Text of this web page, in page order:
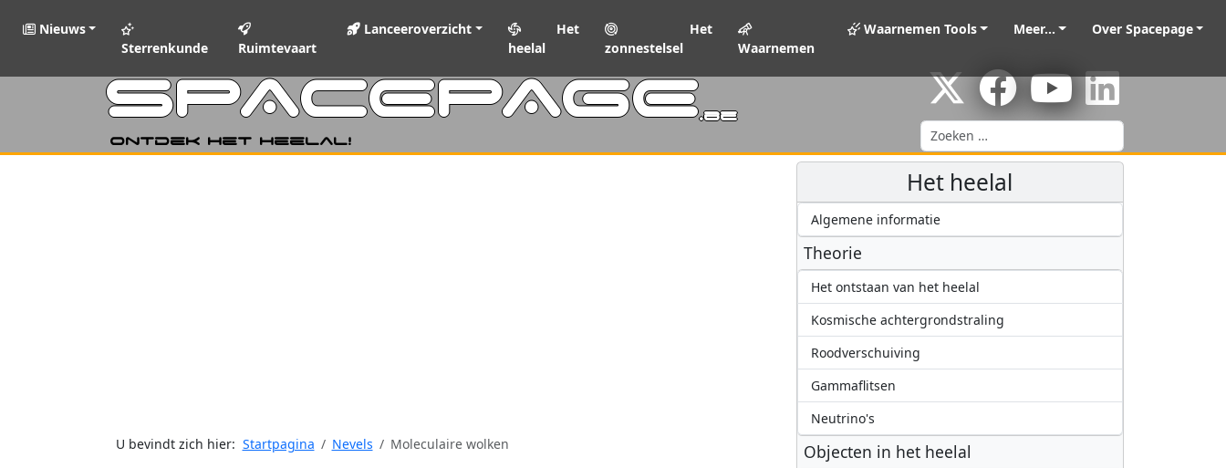
Nieuws
Sterrenkunde
Ruimtevaart
Lanceeroverzicht
Het
heelal
Het
zonnestelsel
Waarnemen
Waarnemen Tools Meer... Over Spacepage
SPACEPAGE.be
Ontdek het heelal!
Zoeken
U bevindt zich hier: Startpagina Nevels Moleculaire wolken
Het heelal
Algemene informatie
Theorie
Het ontstaan van het heelal
Kosmische achtergrondstraling
Roodverschuiving
Gammaflitsen
Neutrino's
Objecten in het heelal